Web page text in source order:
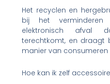
Het recyclen en
bij het verminderen
elektronisch afval
terechtkomt, en draagt
manier van
Hoe kan ik zelf